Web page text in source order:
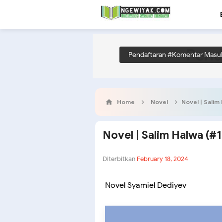
Pendaftaran #Komentar
Home Novel Novel | Salim
Novel | Salim Halwa
Diterbitkan February 18, 2024
Novel Syamiel Dediyev